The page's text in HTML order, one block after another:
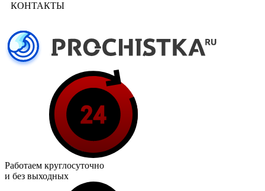
КОНТАКТЫ
Работаем круглосуточно
и без выходных